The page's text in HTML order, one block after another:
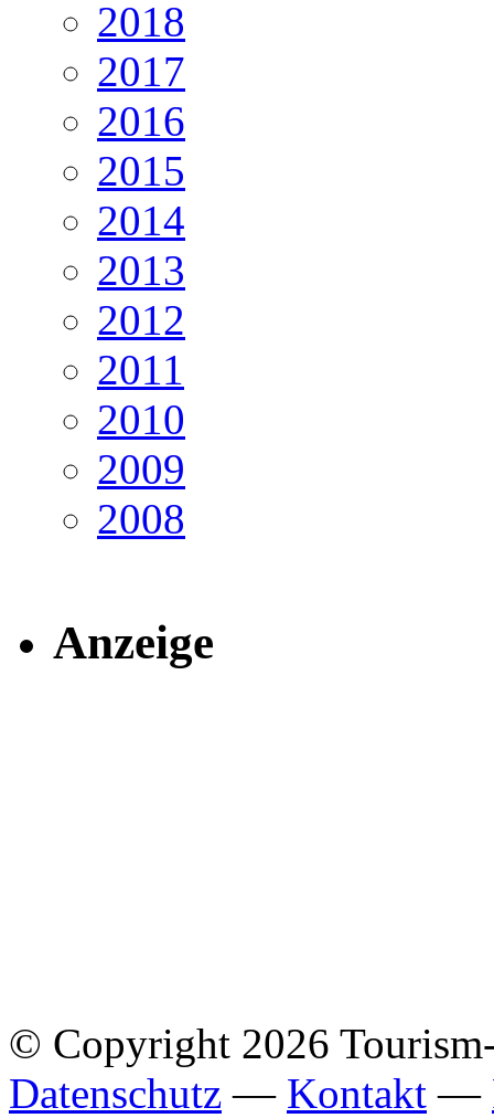
2018
2017
2016
2015
2014
2013
2012
2011
2010
2009
2008
Anzeige
© Copyright 2026
Datenschutz — Kontakt —